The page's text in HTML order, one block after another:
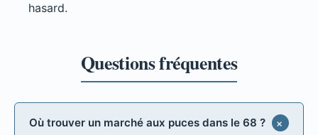
hasard.
Où trouver un marché aux puces dans le 68 ?